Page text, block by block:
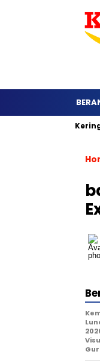
Lebih Kering